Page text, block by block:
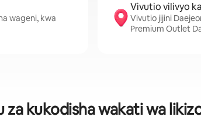
wageni, kwa
Vivutio vilivyo
Vivutio jijini
Premium Outlet
za kukodisha wakati wa